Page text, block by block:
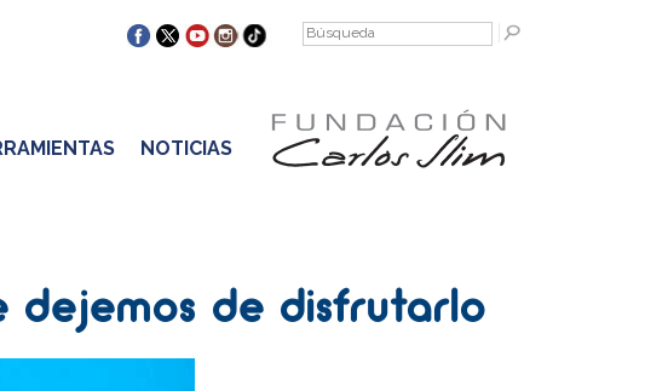
NOTICIAS
dejemos de disfrutarlo